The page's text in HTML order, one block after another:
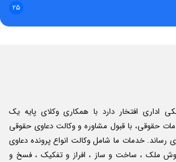
۲۵
افتخار دارد با همکاری وکلای پایه یک
حقوقی، با قبول مشاوره و وکالت دعاوی حقوقی
رساند. خدمات ما شامل وکالت انواع پرونده دعاوی
ملک ، ساخت و ساز ، افراز و تفکیک ، فسخ و